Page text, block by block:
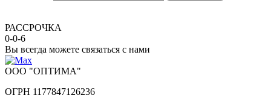
РАССРОЧКА
0-0-6
Вы всегда можете связаться с нами
ООО "ОПТИМА"
ОГРН 1177847126236